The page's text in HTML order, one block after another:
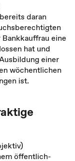
daran
eine
hat und
einer
wöchentlichen
ist.
öffentlich-